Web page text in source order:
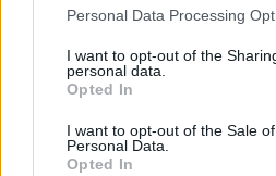
Personal Data Processing
I want to opt-out of the
personal data.
Opted In
I want to opt-out of the Sale
Personal Data.
Opted In
scendere anche del 10% in
addirittura del 25% in un
Facebook), le banche
possono dire “Stop!”,
iniziare a rialzare i tassi di
geopolitici tornare di